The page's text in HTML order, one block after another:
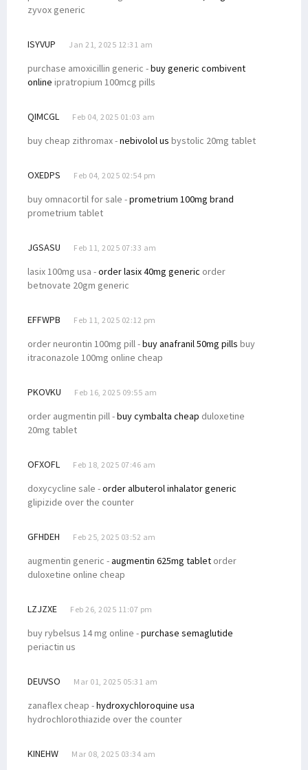
zyvox generic
ISYVUP Jan 21, 2025 12:31 am
purchase amoxicillin generic -buy generic combivent
online ipratropium 100mcg pills
QIMCGL Feb 04, 2025 01:03 am
buy cheap zithromax -nebivolol us bystolic 20mg tablet
OXEDPS Feb 04, 2025 02:54 pm
buy omnacortil for sale -prometrium 100mg brand
prometrium tablet
JGSASU Feb 11, 2025 07:33 am
lasix 100mg usa -order lasix 40mg generic order
betnovate 20gm generic
EFFWPB Feb 11, 2025 02:12 pm
order neurontin 100mg pill -buy anafranil 50mg pills buy
itraconazole 100mg online cheap
PKOVKU Feb 16, 2025 09:55 am
order augmentin pill -buy cymbalta cheap duloxetine
20mg tablet
OFXOFL Feb 18, 2025 07:46 am
doxycycline sale -order albuterol inhalator generic
glipizide over the counter
GFHDEH Feb 25, 2025 03:52 am
augmentin generic -augmentin 625mg tablet order
duloxetine online cheap
LZJZXE Feb 26, 2025 11:07 pm
buy rybelsus 14 mg online -purchase semaglutide
periactin us
DEUVSO Mar 01, 2025 05:31 am
zanaflex cheap -hydroxychloroquine usa
hydrochlorothiazide over the counter
KINEHW Mar 08, 2025 03:34 am